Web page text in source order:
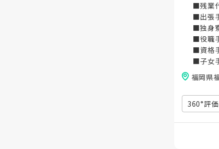
■残業
■出張
■独身
■役職
■資格
■子女
福岡県
360°評価